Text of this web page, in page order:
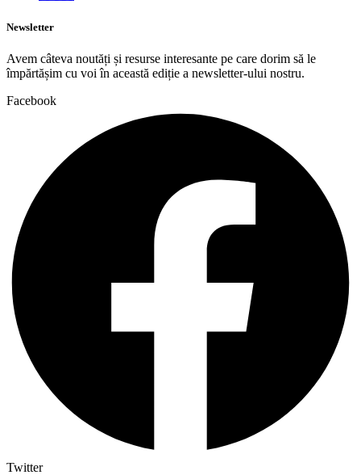
Newsletter
Avem câteva noutăți și resurse interesante pe care dorim să le
împărtășim cu voi în această ediție a newsletter-ului nostru.
Facebook
Twitter